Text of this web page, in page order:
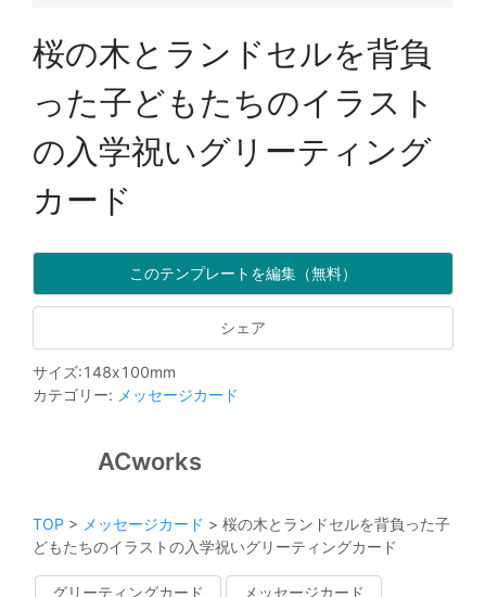
桜の木とランドセルを背負
った子どもたちのイラスト
の入学祝いグリーティング
カード
このテンプレートを編集（無料）
シェア
サイズ:148x100mm
カテゴリー: メッセージカード
ACworks
TOP > メッセージカード > 桜の木とランドセルを背負った子
どもたちのイラストの入学祝いグリーティングカード
グリーティングカード メッセージカード